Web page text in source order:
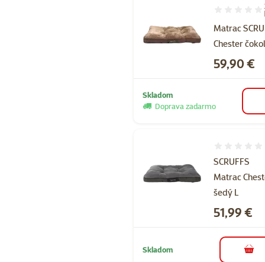
Matrac
Chester
Hodnotenie
Cena
59,90 €
Skladom
Doprava zadarmo
SCRUFFS
Matrac
šedý L
Cena
51,99 €
Skladom do